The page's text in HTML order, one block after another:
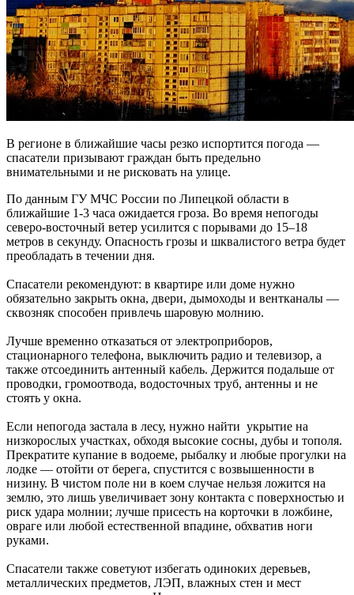
В регионе в ближайшие часы резко испортится погода —
спасатели призывают граждан быть предельно
внимательными и не рисковать на улице.
По данным ГУ МЧС России по Липецкой области в
ближайшие 1-3 часа ожидается гроза. Во время непогоды
северо-восточный ветер усилится с порывами до 15–18
метров в секунду. Опасность грозы и шквалистого ветра будет
преобладать в течении дня.
Спасатели рекомендуют: в квартире или доме нужно
обязательно закрыть окна, двери, дымоходы и вентканалы —
сквозняк способен привлечь шаровую молнию.
Лучше временно отказаться от электроприборов,
стационарного телефона, выключить радио и телевизор, а
также отсоединить антенный кабель. Держится подальше от
проводки, громоотвода, водосточных труб, антенны и не
стоять у окна.
Если непогода застала в лесу, нужно найти укрытие на
низкорослых участках, обходя высокие сосны, дубы и тополя.
Прекратите купание в водоеме, рыбалку и любые прогулки на
лодке — отойти от берега, спустится с возвышенности в
низину. В чистом поле ни в коем случае нельзя ложится на
землю, это лишь увеличивает зону контакта с поверхностью и
риск удара молнии; лучше присесть на корточки в ложбине,
овраге или любой естественной впадине, обхватив ноги
руками.
Спасатели также советуют избегать одиноких деревьев,
металлических предметов, ЛЭП, влажных стен и мест